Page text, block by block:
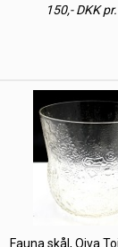
150,- DKK
Fauna skål, Oiva